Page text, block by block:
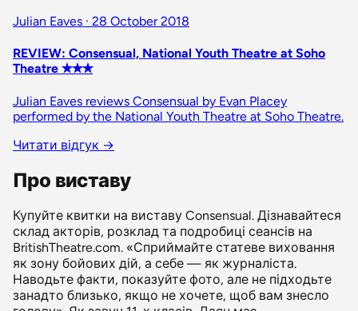
Julian Eaves · 28 October 2018
REVIEW: Consensual, National Youth Theatre at Soho
Theatre ✭✭✭
Julian Eaves reviews Consensual by Evan Placey
performed by the National Youth Theatre at Soho Theatre.
Читати відгук →
Про виставу
Купуйте квитки на виставу Consensual. Дізнавайтеся
склад акторів, розклад та подробиці сеансів на
BritishTheatre.com. «Сприймайте статеве виховання
як зону бойових дій, а себе — як журналіста.
Наводьте факти, показуйте фото, але не підходьте
занадто близько, якщо не хочете, щоб вам знесло